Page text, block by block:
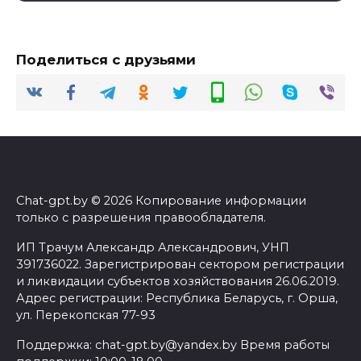
Поделиться с друзьями
Chat-gpt.by © 2026 Копирование информации
только с разрешения правообладателя.
ИП Трачум Александр Александрович, УНП
391736022. Зарегистрирован сектором регистрации
и ликвидации субъектов хозяйствования 26.06.2019.
Адрес регистрации: Республика Беларусь, г. Орша,
ул. Перекопская 77-93
Поддержка: chat-gpt.by@yandex.by Время работы